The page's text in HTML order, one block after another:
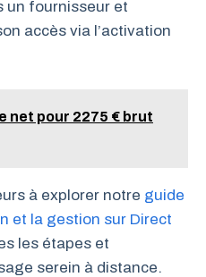
un fournisseur et
accès via l’activation
net pour 2275 € brut
à explorer notre guide
et la gestion sur Direct
les étapes et
serein à distance.